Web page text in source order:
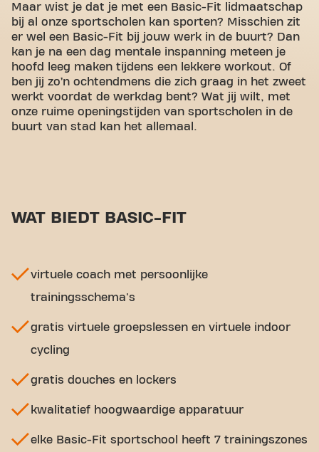
Maar wist je dat je met een Basic-Fit lidmaatschap
bij al onze sportscholen kan sporten? Misschien zit
er wel een Basic-Fit bij jouw werk in de buurt? Dan
kan je na een dag mentale inspanning meteen je
hoofd leeg maken tijdens een lekkere workout. Of
ben jij zo’n ochtendmens die zich graag in het zweet
werkt voordat de werkdag bent? Wat jij wilt, met
onze ruime openingstijden van sportscholen in de
buurt van stad kan het allemaal.
WAT BIEDT BASIC-FIT
virtuele coach met persoonlijke
trainingsschema's
gratis virtuele groepslessen en virtuele indoor
cycling
gratis douches en lockers
kwalitatief hoogwaardige apparatuur
elke Basic-Fit sportschool heeft 7 trainingszones